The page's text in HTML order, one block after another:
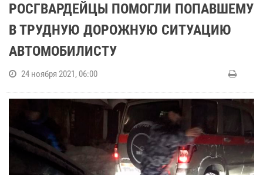
РОСГВАРДЕЙЦЫ ПОМОГЛИ ПОПАВШЕМУ
В ТРУДНУЮ ДОРОЖНУЮ СИТУАЦИЮ
АВТОМОБИЛИСТУ
24 ноября 2021, 06:00